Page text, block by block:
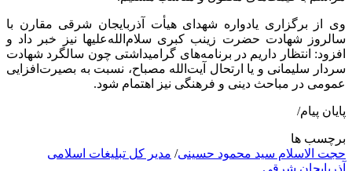
وی از برگزاری یادواره شهدای هیأت آذربایجان شرقی مقارن با
سالروز شهادت حضرت زینب کبری سلام‌الله‌علیها نیز خبر داد و
افزود: انتظار داریم در برنامه‌های گرامیداشتی چون سالگرد شهادت
سردار سلیمانی و یا ارتحال آیت‌الله مصباح، نسبت به بصیرت‌افزایی
عمومی در مباحث دینی و فرهنگی نیز اهتمام شود.
پایان پیام/
برچسب ها
حجت الاسلام سید محمود حسینی/ مدیر کل تبلیغات اسلامی
آذربایجان شرقی